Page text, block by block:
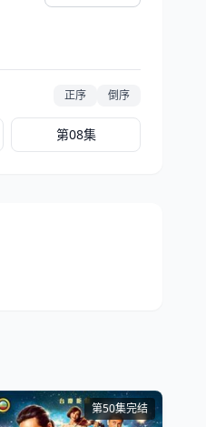
正序 倒序
第08集
第50集完结